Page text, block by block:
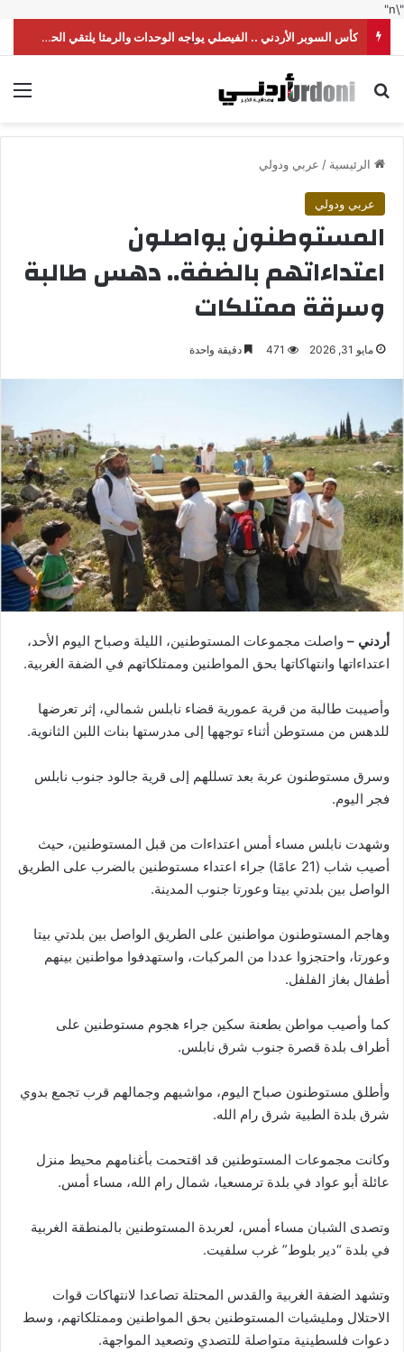
"\n"
كأس السوبر الأردني .. الفيصلي يواجه الوحدات والرمثا يلتقي الحسين
بحث عن
الرئيسية / عربي ودولي
عربي ودولي
المستوطنون يواصلون
اعتداءاتهم بالضفة.. دهس طالبة
وسرقة ممتلكات
مايو 31, 2026 471 دقيقة واحدة
أردني – واصلت مجموعات المستوطنين، الليلة وصباح اليوم الأحد،
اعتداءاتها وانتهاكاتها بحق المواطنين وممتلكاتهم في الضفة الغربية.
وأصيبت طالبة من قرية عمورية قضاء نابلس شمالي، إثر تعرضها
للدهس من مستوطن أثناء توجهها إلى مدرستها بنات اللبن الثانوية.
وسرق مستوطنون عربة بعد تسللهم إلى قرية جالود جنوب نابلس
فجر اليوم.
وشهدت نابلس مساء أمس اعتداءات من قبل المستوطنين، حيث
أصيب شاب (21 عامًا) جراء اعتداء مستوطنين بالضرب على الطريق
الواصل بين بلدتي بيتا وعورتا جنوب المدينة.
وهاجم المستوطنون مواطنين على الطريق الواصل بين بلدتي بيتا
وعورتا، واحتجزوا عددا من المركبات، واستهدفوا مواطنين بينهم
أطفال بغاز الفلفل.
كما وأصيب مواطن بطعنة سكين جراء هجوم مستوطنين على
أطراف بلدة قصرة جنوب شرق نابلس.
وأطلق مستوطنون صباح اليوم، مواشيهم وجمالهم قرب تجمع بدوي
شرق بلدة الطبية شرق رام الله.
وكانت مجموعات المستوطنين قد اقتحمت بأغنامهم محيط منزل
عائلة أبو عواد في بلدة ترمسعيا، شمال رام الله، مساء أمس.
وتصدى الشبان مساء أمس، لعربدة المستوطنين بالمنطقة الغربية
في بلدة “دير بلوط” غرب سلفيت.
وتشهد الضفة الغربية والقدس المحتلة تصاعدا لانتهاكات قوات
الاحتلال ومليشيات المستوطنين بحق المواطنين وممتلكاتهم، وسط
دعوات فلسطينية متواصلة للتصدي وتصعيد المواجهة.